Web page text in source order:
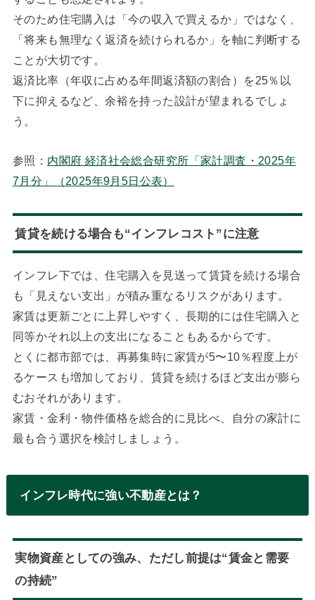
そのため住宅購入は「今の収入で買えるか」ではなく、
「将来も無理なく返済を続けられるか」を軸に判断する
ことが大切です。
返済比率（年収に占める年間返済額の割合）を25％以
下に抑えるなど、余裕を持った設計が望まれるでしょ
う。
参照： 内閣府 経済社会総合研究所「家計調査・2025年
7月分」（2025年9月5日公表）
賃貸を続ける場合も“インフレコスト”に注意
インフレ下では、住宅購入を見送って賃貸を続ける場合
も「見えない支出」が積み重なるリスクがあります。
家賃は更新ごとに上昇しやすく、長期的には住宅購入と
同等かそれ以上の支出になることもあるからです。
とくに都市部では、再募集時に家賃が5〜10％程度上が
るケースも増加しており、賃貸を続けるほど支出が膨ら
むおそれがあります。
家賃・金利・物件価格を総合的に見比べ、自分の家計に
最も合う選択を検討しましょう。
インフレ時代に強い不動産とは？
実物資産としての強み、ただし前提は“賃金と需要
の持続”